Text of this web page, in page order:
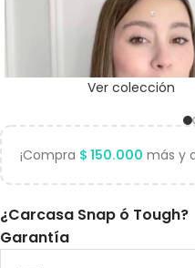
Ver colección
¡Compra $ 150.000 más y
¿Carcasa Snap ó Tough?
Garantía